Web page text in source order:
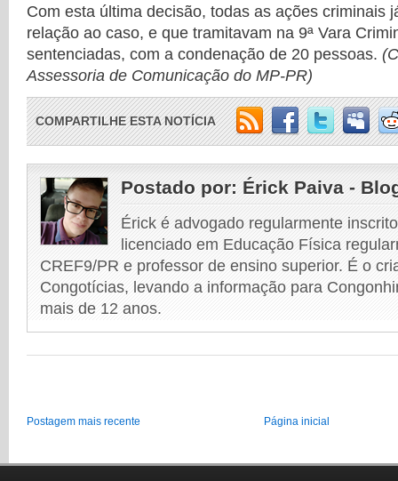
Com esta última decisão, todas as ações criminais
relação ao caso, e que tramitavam na 9ª Vara
sentenciadas, com a condenação de 20 pessoas.
Assessoria de Comunicação do MP-PR)
COMPARTILHE ESTA NOTÍCIA
Postado por: Érick Paiva -
Érick é advogado regularmente
licenciado em Educação Física
CREF9/PR e professor de ensino superior. É o
Congotícias, levando a informação para
mais de 12 anos.
Postagem mais recente Página inicial